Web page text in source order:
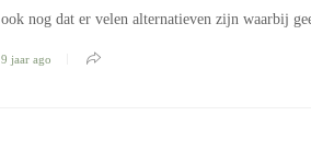
ook nog dat er velen alternatieven zijn waarbij
9 jaar ago